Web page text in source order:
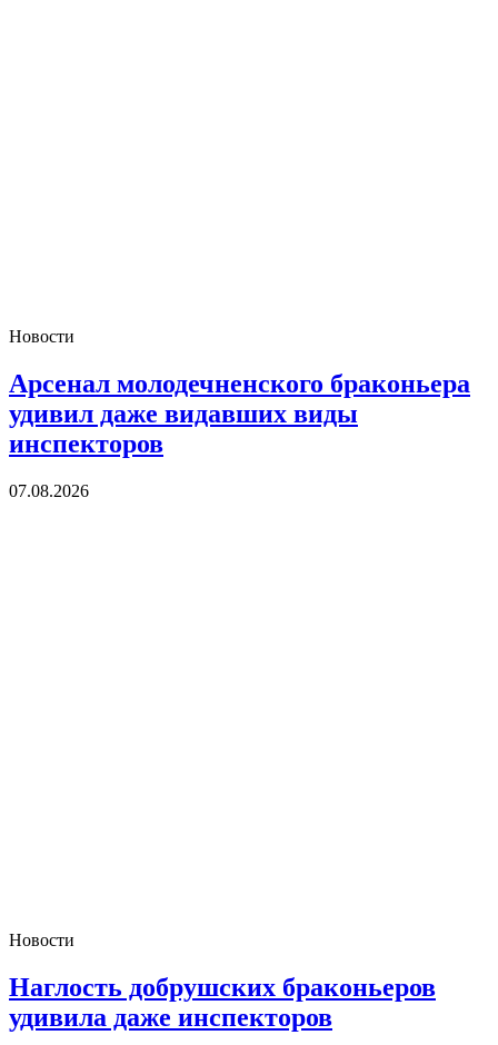
Новости
Арсенал молодечненского браконьера
удивил даже видавших виды
инспекторов
07.08.2026
Новости
Наглость добрушских браконьеров
удивила даже инспекторов